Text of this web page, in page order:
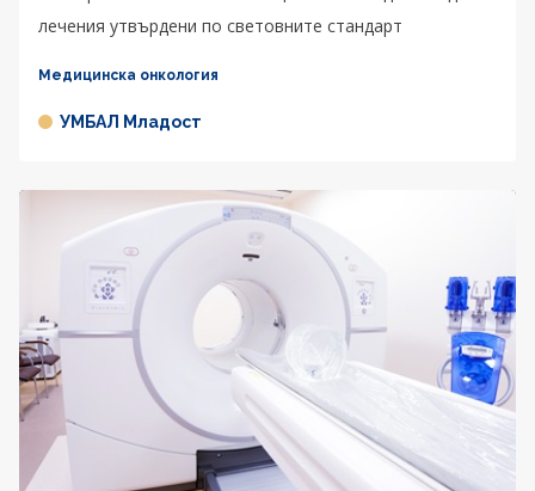
лечения утвърдени по световните стандарт
Медицинска онкология
УМБАЛ Младост